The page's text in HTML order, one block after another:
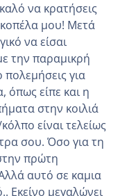
να κρατήσεις
μου! Μετά
να είσαι
την παραμικρή
για
είπε και η
στην κοιλιά
είναι τελείως
σου. Όσο για τη
πρώτη
αυτό σε καμια
Εκείνο μεγαλώνει